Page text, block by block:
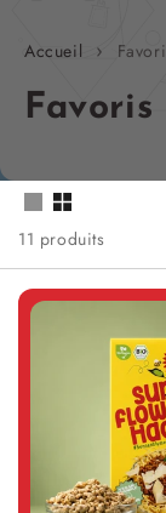
Accueil
Favoris
11 produits